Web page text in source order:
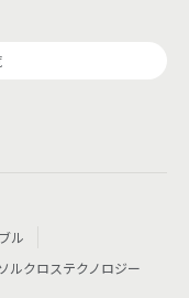
ル
ルクロステクノロジー